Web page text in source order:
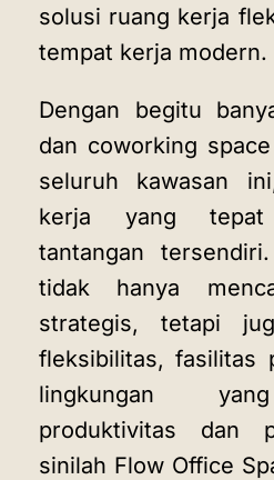
solusi ruang kerja
tempat kerja modern.
Dengan begitu
dan coworking
seluruh kawasan
kerja yang
tantangan
tidak hanya
strategis, tetapi
fleksibilitas, fasilitas
lingkungan
produktivitas dan
sinilah Flow Office